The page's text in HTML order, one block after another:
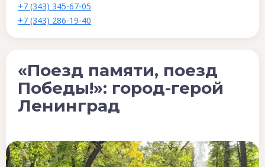
+7 (343) 345-67-05
+7 (343) 286-19-40
«Поезд памяти, поезд
Победы!»: город-герой
Ленинград